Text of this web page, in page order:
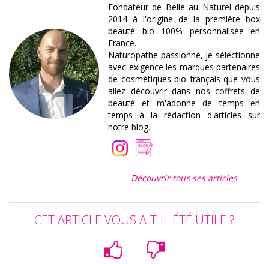
Fondateur de Belle au Naturel depuis
2014 à l'origine de la première box
beauté bio 100% personnalisée en
France.
Naturopathe passionné, je sélectionne
avec exigence les marques partenaires
de cosmétiques bio français que vous
allez découvrir dans nos coffrets de
beauté et m'adonne de temps en
temps à la rédaction d'articles sur
notre blog.
Découvrir tous ses articles
CET ARTICLE VOUS A-T-IL ÉTÉ UTILE ?